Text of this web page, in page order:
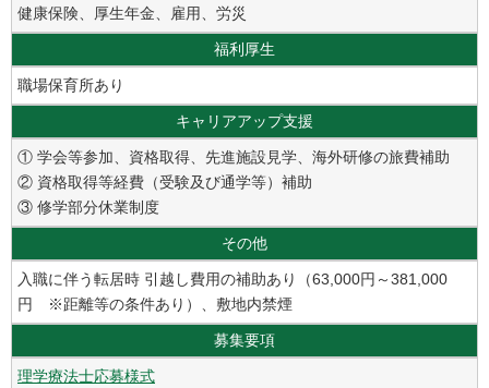
健康保険、厚生年金、雇用、労災
福利厚生
職場保育所あり
キャリアアップ支援
① 学会等参加、資格取得、先進施設見学、海外研修の旅費補助
② 資格取得等経費（受験及び通学等）補助
③ 修学部分休業制度
その他
入職に伴う転居時 引越し費用の補助あり（63,000円～381,000
円 ※距離等の条件あり）、敷地内禁煙
募集要項
理学療法士応募様式